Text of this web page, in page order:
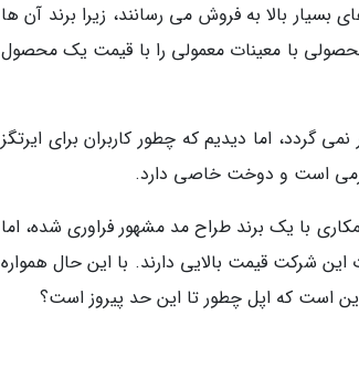
بالا به فروش می رسانند، زیرا برند آن ها
با معینات معمولی را با قیمت یک محصول
گردد، اما دیدیم که چطور کاربران برای ایرتگز
با یک برند طراح مد مشهور فراوری شده، اما
شرکت قیمت بالایی دارند. با این حال همواره
است که اپل چطور تا این حد پیروز است؟